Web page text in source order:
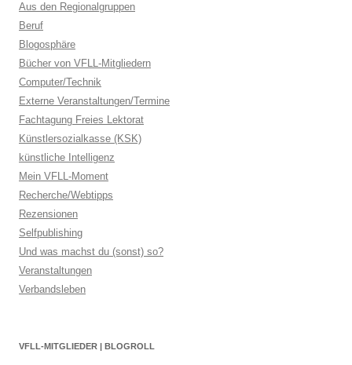
Aus den Regionalgruppen
Beruf
Blogosphäre
Bücher von VFLL-Mitgliedern
Computer/Technik
Externe Veranstaltungen/Termine
Fachtagung Freies Lektorat
Künstlersozialkasse (KSK)
künstliche Intelligenz
Mein VFLL-Moment
Recherche/Webtipps
Rezensionen
Selfpublishing
Und was machst du (sonst) so?
Veranstaltungen
Verbandsleben
VFLL-MITGLIEDER | BLOGROLL